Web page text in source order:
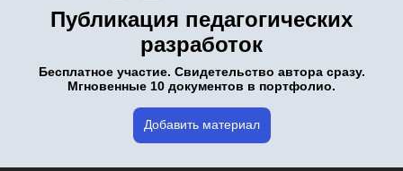
Публикация педагогических
разработок
Бесплатное участие. Свидетельство автора сразу.
Мгновенные 10 документов в портфолио.
Добавить материал